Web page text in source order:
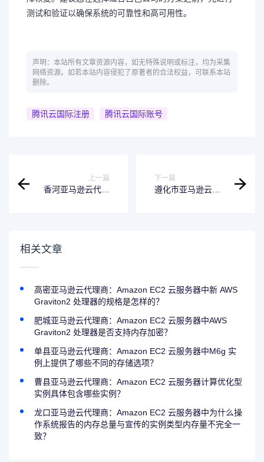
测试和验证以确保系统的可靠性和高可用性。
声明：本站所有文章资源内容，如无特殊说明或标注，均为采集
网络资源。如若本站内容侵犯了原著者的合法权益，可联系本站
删除。
腾讯云国际注册 腾讯云国际账号
上一篇
香河亚马逊云代理
下一篇
遵化市亚马逊云代
相关文章
高密亚马逊云代理商：Amazon EC2 云服务器中新 AWS
Graviton2 处理器的规格是怎样的？
肥城亚马逊云代理商：Amazon EC2 云服务器中AWS
Graviton2 处理器是否支持内存加密？
单县亚马逊云代理商：Amazon EC2 云服务器中M6g 实
例上提供了哪些不同的存储选项？
曹县亚马逊云代理商：Amazon EC2 云服务器计算优化型
实例具体包含哪些实例？
龙口亚马逊云代理商：Amazon EC2 云服务器中为什么操
作系统报告的内存总量与宣传的实例类型内存量不完全一
致？